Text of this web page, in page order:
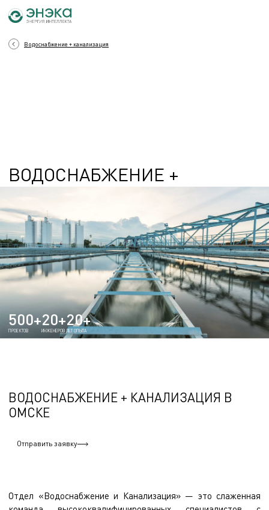
Водоснабжение + канализация
ВОДОСНАБЖЕНИЕ +
500+
ПРОЕКТОВ
20+
ИНЖЕНЕРОВ
20+
ЛЕТ ОПЫТА
ВОДОСНАБЖЕНИЕ + КАНАЛИЗАЦИЯ В
ОМСКЕ
Отправить заявку
Отдел «Водоснабжение и Канализация» — это слаженная